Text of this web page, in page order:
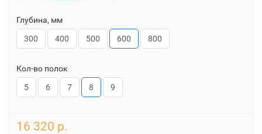
Глубина, мм
300
400 500 600 800
Кол-во полок
5
6 7 8 9
16 320 р.